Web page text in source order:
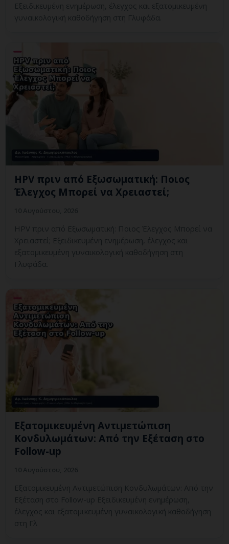
Εξειδικευμένη ενημέρωση, έλεγχος και εξατομικευμένη
γυναικολογική καθοδήγηση στη Γλυφάδα.
HPV πριν από Εξωσωματική: Ποιος
Έλεγχος Μπορεί να Χρειαστεί;
HPV πριν από Εξωσωματική: Ποιος Έλεγχος Μπορεί να
Χρειαστεί; Εξειδικευμένη ενημέρωση, έλεγχος και
εξατομικευμένη γυναικολογική καθοδήγηση στη
Γλυφάδα.
Εξατομικευμένη Αντιμετώπιση
Κονδυλωμάτων: Από την Εξέταση στο
Follow-up
Εξατομικευμένη Αντιμετώπιση Κονδυλωμάτων: Από την
Εξέταση στο Follow-up Εξειδικευμένη ενημέρωση,
έλεγχος και εξατομικευμένη γυναικολογική καθοδήγηση
στη Γλ